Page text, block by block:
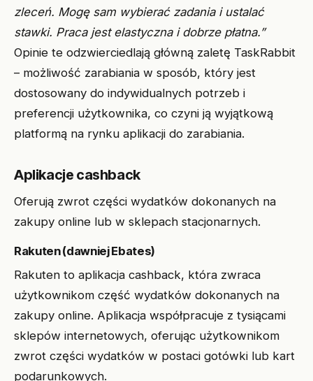
zleceń. Mogę sam wybierać zadania i ustalać
stawki. Praca jest elastyczna i dobrze płatna.”
Opinie te odzwierciedlają główną zaletę TaskRabbit
– możliwość zarabiania w sposób, który jest
dostosowany do indywidualnych potrzeb i
preferencji użytkownika, co czyni ją wyjątkową
platformą na rynku aplikacji do zarabiania.
Aplikacje cashback
Oferują zwrot części wydatków dokonanych na
zakupy online lub w sklepach stacjonarnych.
Rakuten (dawniej Ebates)
Rakuten to aplikacja cashback, która zwraca
użytkownikom część wydatków dokonanych na
zakupy online. Aplikacja współpracuje z tysiącami
sklepów internetowych, oferując użytkownikom
zwrot części wydatków w postaci gotówki lub kart
podarunkowych.